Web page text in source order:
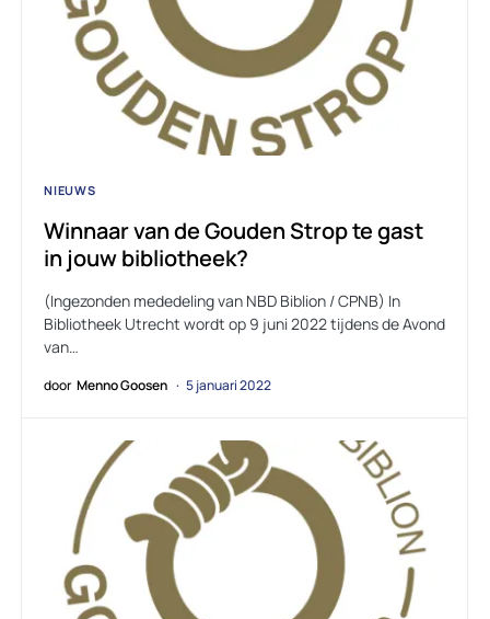
NIEUWS
Winnaar van de Gouden Strop te gast
in jouw bibliotheek?
(Ingezonden mededeling van NBD Biblion / CPNB) In
Bibliotheek Utrecht wordt op 9 juni 2022 tijdens de Avond
van…
door Menno Goosen 5 januari 2022